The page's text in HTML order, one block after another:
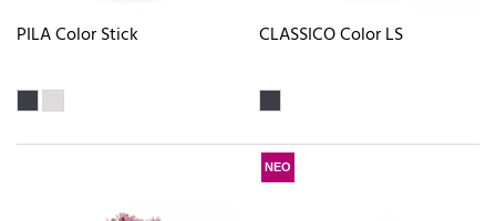
PILA Color Stick CLASSICO Color LS
ΝΕΟ